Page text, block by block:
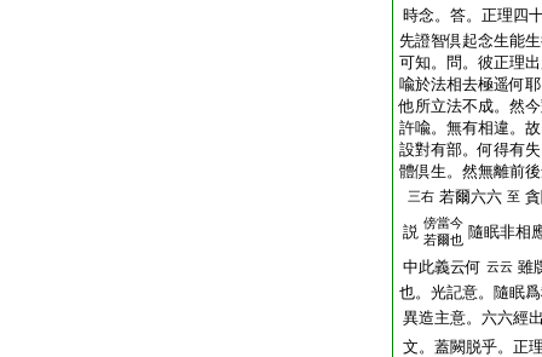
時念。答。正理四
先證智倶起念生能
可知。問。彼正理
喩於法相去極遥何
他所立法不成。然
許喩。無有相違。
設對有部。何得有
體倶生。然無離前
三右 若爾六六 至
説 傍當今
若爾也 隨眠非相
中此義云何 云云 雖
也。光記意。隨眠
異造主意。六六經
文。蓋闕脱乎。正